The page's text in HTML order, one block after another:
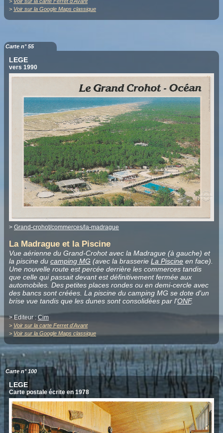
> Voir sur la Google Maps classique
Carte n° 55
LEGE
vers 1990
> Grand-crohot/commerces/la-madrague
La Madrague et la Piscine
Vue aérienne du Grand-Crohot avec la Madrague (à gauche) et
la piscine du camping MG (avec la brasserie La Piscine en face).
Une nouvelle route est percée derrière les commerces tandis
que celle qui passait devant est définitivement fermée aux
automobiles. Des petites places rondes ou en demi-cercle avec
des bancs sont créées. La piscine du camping MG se dote d'un
brise vue tandis que les dunes sont consolidées par l'ONF.
> Editeur :Cim
> Voir sur la carte Ferret d'Avant
> Voir sur la Google Maps classique
Carte n° 100
LEGE
Carte postale écrite en 1978